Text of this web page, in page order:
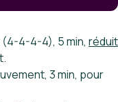
4-4-4), 5 min, réduit
3 min, pour